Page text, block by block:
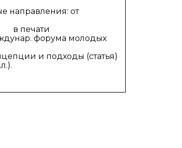
от
в печати
форума молодых
и подходы (статья)